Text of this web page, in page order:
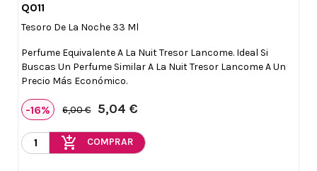
Q011
Tesoro De La Noche 33 Ml
Perfume Equivalente A La Nuit Tresor Lancome. Ideal Si
Buscas Un Perfume Similar A La Nuit Tresor Lancome A Un
Precio Más Económico.
-16% 6,00 € 5,04 €
add_shopping_cart COMPRAR